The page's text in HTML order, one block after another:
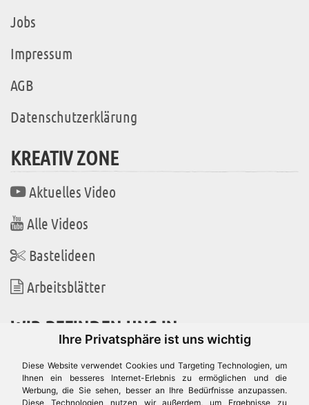
Ihre Privatsphäre ist uns wichtig
Diese Website verwendet Cookies und Targeting Technologien, um
Ihnen ein besseres Internet-Erlebnis zu ermöglichen und die
Werbung, die Sie sehen, besser an Ihre Bedürfnisse anzupassen.
Diese Technologien nutzen wir außerdem, um Ergebnisse zu
Jobs
Impressum
AGB
Datenschutzerklärung
KREATIV ZONE
Aktuelles Video
Alle Videos
Bastelideen
Arbeitsblätter
WIR BEFINDEN UNS IN